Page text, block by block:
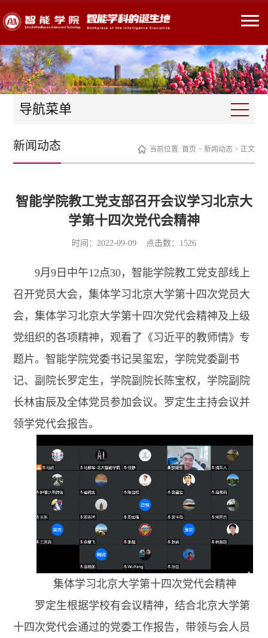
导航菜单
当前位置: 首页 > 新闻动态> 正文
新闻动态
智能学院教工党支部召开会议学习北京大
学第十四次党代会精神
时间：2022-09-09 点击数： 1526
9月9日中午12点30，智能学院教工党支部线上
召开党员大会，集体学习北京大学第十四次党员大
会，集体学习北京大学第十四次党代会精神及上级
党组织的各项精神，观看了《习近平的教师情》专
题片。智能学院党委书记吴玺宏，学院党委副书
记、副院长罗定生，学院副院长陈宝权，学院副院
长林宙辰及全体党员参加会议。罗定生主持会议并
领学党代会报告。
集体学习北京大学第十四次党代会精神
罗定生根据学校有会议精神，结合北京大学第
十四次党代会通过的党委工作报告，带领与会人员